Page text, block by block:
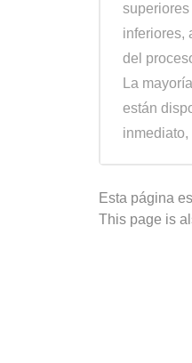
inferiores,
del
La
están
inmediato,
Esta página
This page is